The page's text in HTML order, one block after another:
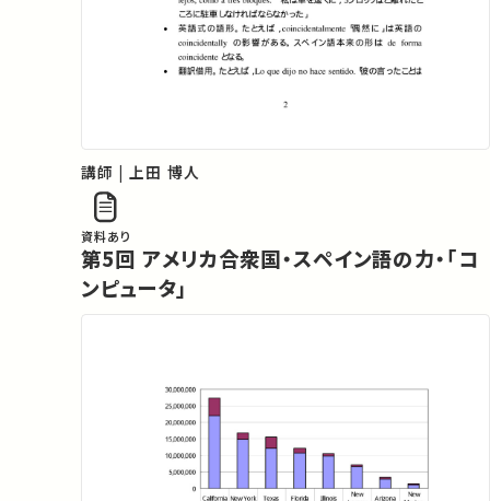
講師 | 上田 博人
資料あり
第5回 アメリカ合衆国・スペイン語の力・「コ
ンピュータ」